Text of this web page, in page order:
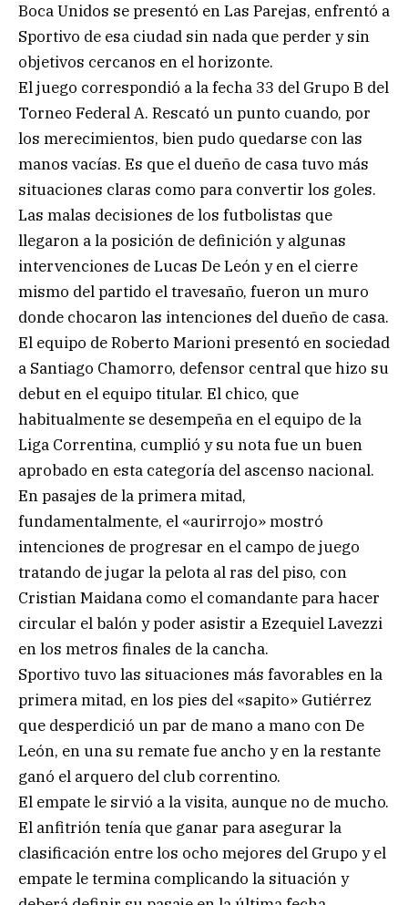
Boca Unidos se presentó en Las Parejas, enfrentó a
Sportivo de esa ciudad sin nada que perder y sin
objetivos cercanos en el horizonte.
El juego correspondió a la fecha 33 del Grupo B del
Torneo Federal A. Rescató un punto cuando, por
los merecimientos, bien pudo quedarse con las
manos vacías. Es que el dueño de casa tuvo más
situaciones claras como para convertir los goles.
Las malas decisiones de los futbolistas que
llegaron a la posición de definición y algunas
intervenciones de Lucas De León y en el cierre
mismo del partido el travesaño, fueron un muro
donde chocaron las intenciones del dueño de casa.
El equipo de Roberto Marioni presentó en sociedad
a Santiago Chamorro, defensor central que hizo su
debut en el equipo titular. El chico, que
habitualmente se desempeña en el equipo de la
Liga Correntina, cumplió y su nota fue un buen
aprobado en esta categoría del ascenso nacional.
En pasajes de la primera mitad,
fundamentalmente, el «aurirrojo» mostró
intenciones de progresar en el campo de juego
tratando de jugar la pelota al ras del piso, con
Cristian Maidana como el comandante para hacer
circular el balón y poder asistir a Ezequiel Lavezzi
en los metros finales de la cancha.
Sportivo tuvo las situaciones más favorables en la
primera mitad, en los pies del «sapito» Gutiérrez
que desperdició un par de mano a mano con De
León, en una su remate fue ancho y en la restante
ganó el arquero del club correntino.
El empate le sirvió a la visita, aunque no de mucho.
El anfitrión tenía que ganar para asegurar la
clasificación entre los ocho mejores del Grupo y el
empate le termina complicando la situación y